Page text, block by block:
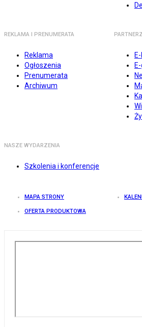
REKLAMA I PRENUMERATA
Reklama
Ogłoszenia
Prenumerata
Archiwum
NASZE WYDARZENIA
Szkolenia i konferencje
MAPA STRONY
OFERTA PRODUKTOWA